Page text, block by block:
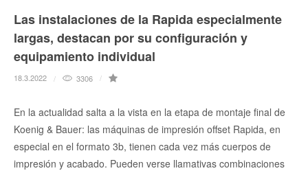
Las instalaciones de la Rapida especialmente
largas, destacan por su configuración y
equipamiento individual
18.3.2022 3306
En la actualidad salta a la vista en la etapa de montaje final de
Koenig & Bauer: las máquinas de impresión offset Rapida, en
especial en el formato 3b, tienen cada vez más cuerpos de
impresión y acabado. Pueden verse llamativas combinaciones